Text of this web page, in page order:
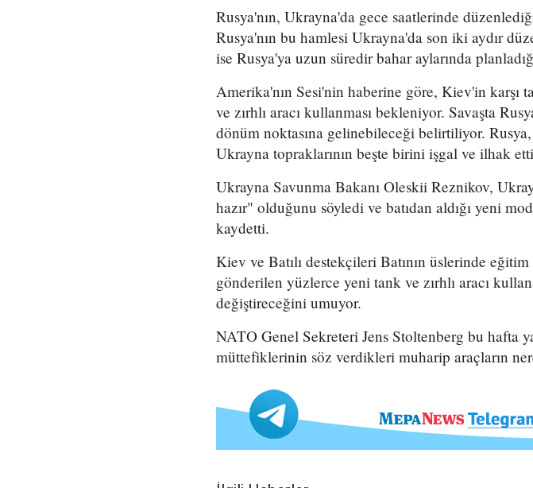
Rusya'nın, Ukrayna'da gece saatlerinde
Rusya'nın bu hamlesi Ukrayna'da son iki aydır
ise Rusya'ya uzun süredir bahar aylarında
Amerika'nın Sesi'nin haberine göre, Kiev'in karşı
ve zırhlı aracı kullanması bekleniyor. Savaşta
dönüm noktasına gelinebileceği belirtiliyor. Rusya,
Ukrayna topraklarının beşte birini işgal ve ilhak
Ukrayna Savunma Bakanı Oleskii Reznikov,
hazır" olduğunu söyledi ve batıdan aldığı yeni
kaydetti.
Kiev ve Batılı destekçileri Batının üslerinde
gönderilen yüzlerce yeni tank ve zırhlı aracı
değiştireceğini umuyor.
NATO Genel Sekreteri Jens Stoltenberg bu hafta
müttefiklerinin söz verdikleri muharip araçların